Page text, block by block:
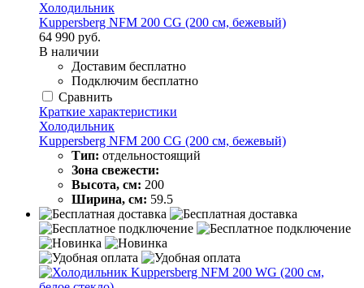
Холодильник
Kuppersberg NFM 200 CG (200 см, бежевый)
64 990 руб.
В наличии
Доставим бесплатно
Подключим бесплатно
Сравнить
Краткие характеристики
Холодильник
Kuppersberg NFM 200 CG (200 см, бежевый)
Тип: отдельностоящий
Зона свежести:
Высота, см: 200
Ширина, см: 59.5